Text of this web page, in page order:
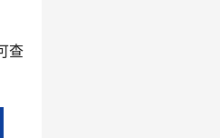
查